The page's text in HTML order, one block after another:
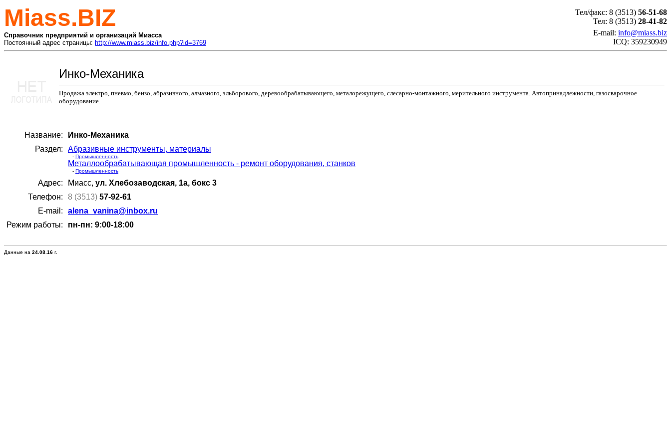
Miass.BIZ
Справочник предприятий и организаций Миасса
Постоянный адрес страницы: http://www.miass.biz/info.php?id=3769
Тел/факс: 8 (3513) 56-51-68
Тел: 8 (3513) 28-41-82
E-mail: info@miass.biz
ICQ: 359230949
Инко-Механика
Продажа электро, пневмо, бензо, абразивного, алмазного, эльборового, деревообрабатывающего, металорежущего, слесарно-монтажного, мерительного инструмента. Автопринадлежности, газосварочное
оборудование.
Название:
Инко-Механика
Раздел:
Абразивные инструменты, материалы
- Промышленность
Металлообрабатывающая промышленность - ремонт оборудования, станков
- Промышленность
Адрес: Миасс, ул. Хлебозаводская, 1а, бокс 3
Телефон:
8 (3513) 57-92-61
E-mail:
alena_vanina@inbox.ru
Режим работы:
пн-пн: 9:00-18:00
Данные на 24.08.16 г.